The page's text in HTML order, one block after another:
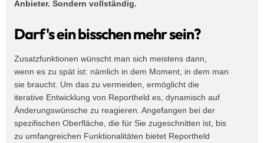
Anbieter. Sondern vollständig.
Darf's ein bisschen mehr sein?
Zusatzfunktionen wünscht man sich meistens dann,
wenn es zu spät ist: nämlich in dem Moment, in dem man
sie braucht. Um das zu vermeiden, ermöglicht die
iterative Entwicklung von Reportheld es, dynamisch auf
Änderungswünsche zu reagieren. Angefangen bei der
spezifischen Oberfläche, die für Sie zugeschnitten ist, bis
zu umfangreichen Funktionalitäten bietet Reportheld